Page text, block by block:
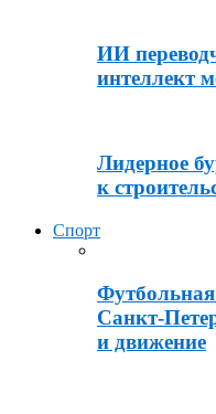
ИИ
интеллект
Лидерное
к
Спорт
Футбольная
Санкт-
и движение